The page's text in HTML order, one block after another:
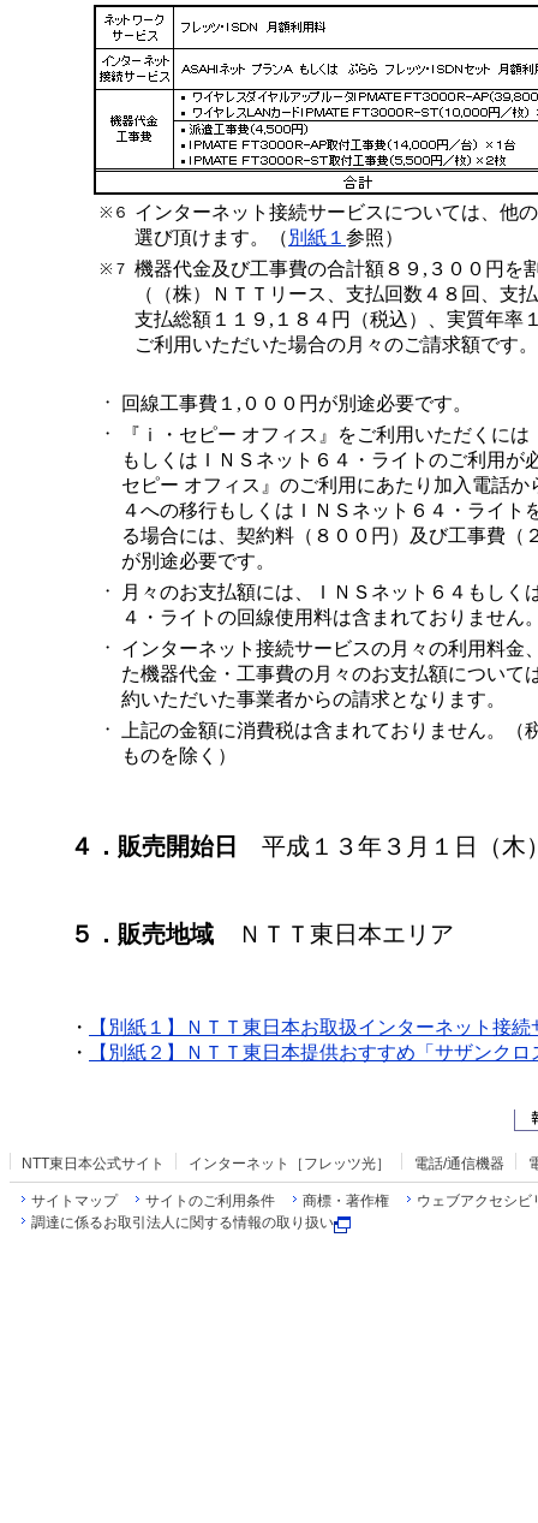
※６ インターネット接続サービスについては、他
選び頂けます。（ 別紙１ 参照）
※７ 機器代金及び工事費の合計額８９,３００円を
（（株）ＮＴＴリース、支払回数４８回、支
支払総額１１９,１８４円（税込）、実質年率
ご利用いただいた場合の月々のご請求額です。
・ 回線工事費１,０００円が別途必要です。
・
『ｉ・セピー オフィス』をご利用いただくに
もしくはＩＮＳネット６４・ライトのご利用が
セピー オフィス』のご利用にあたり加入電話か
４への移行もしくはＩＮＳネット６４・ライト
る場合には、契約料（８００円）及び工事費（
が別途必要です。
・
月々のお支払額には、ＩＮＳネット６４もしく
４・ライトの回線使用料は含まれておりません
・
インターネット接続サービスの月々の利用料金
た機器代金・工事費の月々のお支払額について
約いただいた事業者からの請求となります。
・
上記の金額に消費税は含まれておりません。（
ものを除く）
４．販売開始日 平成１３年３月１日（木
５．販売地域 ＮＴＴ東日本エリア
・
【別紙１】ＮＴＴ東日本お取扱インターネット接
・
【別紙２】ＮＴＴ東日本提供おすすめ「サザンクロ
NTT東日本公式サイト インターネット［フレッツ光］ 電話/通信機器
サイトマップ サイトのご利用条件 商標・著作権
ウェブアクセシビ
調達に係るお取引法人に関する情報の取り扱い